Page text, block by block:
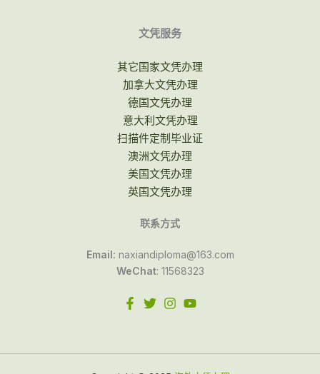
文凭服务
其它国家文凭办理
加拿大文凭办理
德国文凭办理
意大利文凭办理
扫描件定制毕业证
澳洲文凭办理
美国文凭办理
英国文凭办理
联系方式
Email: naxiandiploma@163.com
WeChat: 11568323